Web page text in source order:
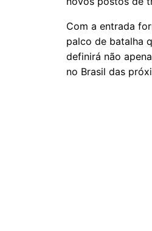
Com a entrada
palco de batalha
definirá não
no Brasil das